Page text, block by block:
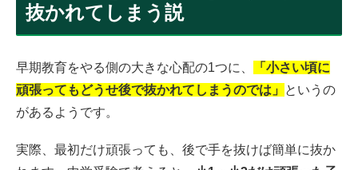
抜かれてしまう説
早期教育をやる側の大きな心配の1つに、
「小さい頃に
頑張ってもどうせ後で抜かれてしまうのでは」
というの
があるようです。
実際、最初だけ頑張っても、後で手を抜けば簡単に抜か